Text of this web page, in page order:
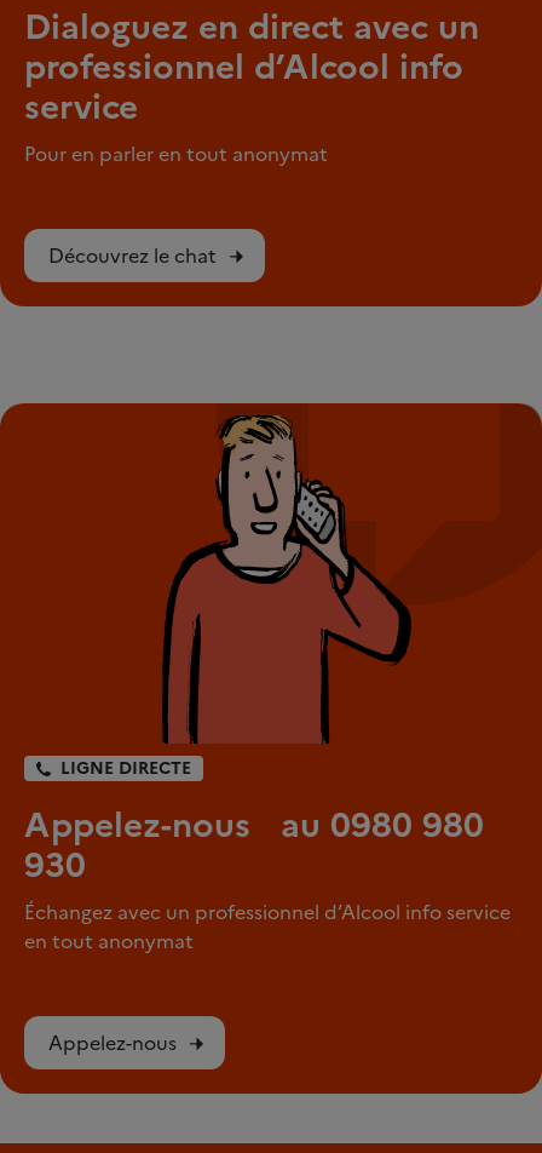
Dialoguez en direct avec un
professionnel d’Alcool info
service
Pour en parler en tout anonymat
Découvrez le chat
LIGNE DIRECTE
Appelez-nous au 0980 980
930
Échangez avec un professionnel d’Alcool info service
en tout anonymat
Appelez-nous